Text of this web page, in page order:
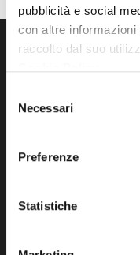
pubblicità e social
con altre
raccolto dal suo
delNecessari
Preferenze
Statistiche